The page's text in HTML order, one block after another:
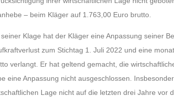
– beim Kläger auf 1.763,00 Euro brutto.
seiner Klage hat der Kläger eine Anpassung seiner
zum Stichtag 1. Juli 2022 und eine
verlangt. Er hat geltend gemacht, die
eine Anpassung nicht ausgeschlossen.
Lage nicht auf die letzten drei Jahre vor